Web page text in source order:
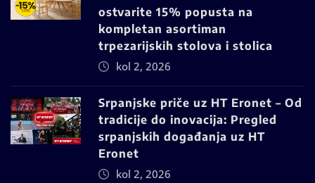
ostvarite 15% popusta na
kompletan asortiman
trpezarijskih stolova i stolica
kol 2, 2026
Srpanjske priče uz HT Eronet – Od
tradicije do inovacija: Pregled
srpanjskih događanja uz HT
Eronet
kol 2, 2026